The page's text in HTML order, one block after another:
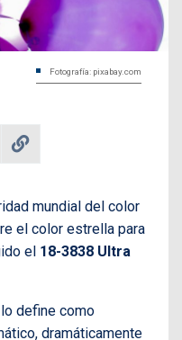
Fotografía: pixabay.com
mundial del color
el color estrella para
el 18-3838 Ultra
lo define como
dramáticamente